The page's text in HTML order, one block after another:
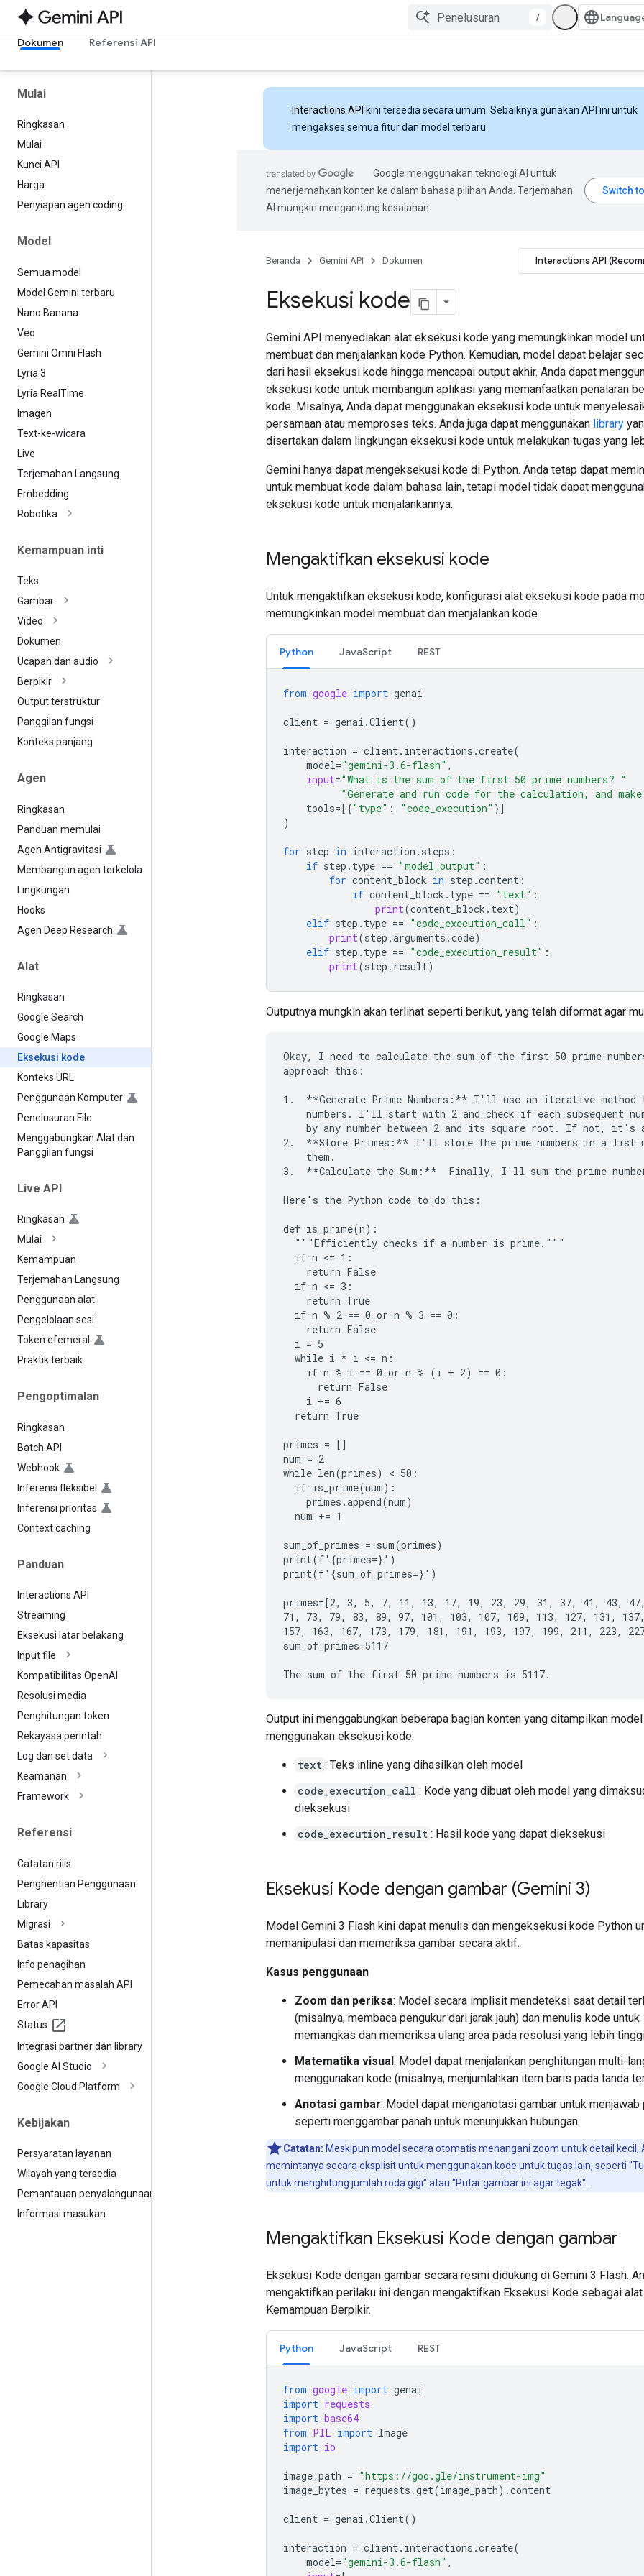
/
Dokumen Referensi API
Mulai
Ringkasan
Mulai
Kunci API
Harga
Penyiapan agen coding
Model
Semua model
Model Gemini terbaru
Nano Banana
Veo
Gemini Omni Flash
Lyria 3
Lyria Real Time
Imagen
Text-ke-wicara
Live
Terjemahan Langsung
Embedding
Robotika
Kemampuan inti
Teks
Gambar
Video
Dokumen
Ucapan dan audio
Berpikir
Output terstruktur
Panggilan fungsi
Konteks panjang
Agen
Ringkasan
Panduan memulai
Agen Antigravitasi
Membangun agen terkelola
Lingkungan
Hooks
Agen Deep Research
Alat
Ringkasan
Google Search
Google Maps
Eksekusi kode
Konteks URL
Penggunaan Komputer
Penelusuran File
Menggabungkan Alat dan
Panggilan fungsi
Live API
Ringkasan
Mulai
Kemampuan
Terjemahan Langsung
Penggunaan alat
Pengelolaan sesi
Token efemeral
Praktik terbaik
Pengoptimalan
Ringkasan
Batch API
Webhook
Inferensi fleksibel
Inferensi prioritas
Context caching
Panduan
Interactions API
Streaming
Eksekusi latar belakang
Input file
Kompatibilitas OpenAI
Resolusi media
Penghitungan token
Rekayasa perintah
Log dan set data
Keamanan
Framework
Referensi
Catatan rilis
Penghentian Penggunaan
Library
Migrasi
Batas kapasitas
Info penagihan
Pemecahan masalah API
Error API
Status
Integrasi partner dan library
Google AI Studio
Google Cloud Platform
Kebijakan
Persyaratan layanan
Wilayah yang tersedia
Pemantauan penyalahgunaan
Informasi masukan
Interactions API kini tersedia secara umum. Sebaiknya gunakan API ini untuk
mengakses semua fitur dan model terbaru.
Google menggunakan teknologi AI untuk
menerjemahkan konten ke dalam bahasa pilihan Anda. Terjemahan
AI mungkin mengandung kesalahan.
Beranda Gemini API Dokumen Interactions API
Eksekusi kode
Gemini API menyediakan alat eksekusi kode yang memungkinkan model
membuat dan menjalankan kode Python. Kemudian, model dapat belajar
dari hasil eksekusi kode hingga mencapai output akhir. Anda dapat
eksekusi kode untuk membangun aplikasi yang memanfaatkan penalaran
kode. Misalnya, Anda dapat menggunakan eksekusi kode untuk
persamaan atau memproses teks. Anda juga dapat menggunakan library
disertakan dalam lingkungan eksekusi kode untuk melakukan tugas yang
Gemini hanya dapat mengeksekusi kode di Python. Anda tetap dapat
untuk membuat kode dalam bahasa lain, tetapi model tidak dapat
eksekusi kode untuk menjalankannya.
Mengaktifkan eksekusi kode
Untuk mengaktifkan eksekusi kode, konfigurasi alat eksekusi kode pada
memungkinkan model membuat dan menjalankan kode.
Python JavaScript REST
from google import genai
client = genai .Client()
interaction = client. interactions .create(
model="gemini-3.6-flash" ,
input="What is the sum of the first 50 prime numbers? "
"Generate and run code for the calculation, and
tools=[{"type" : "code_execution" }]
)
for step in interaction . steps :
if step . type == "model_output" :
for content_block in step .content :
if content_block . type == "text" :
print(content_block . text)
elif step . type == "code_execution_call" :
print(step .arguments .code)
elif step . type == "code_execution_result" :
print(step . result)
Outputnya mungkin akan terlihat seperti berikut, yang telah diformat agar
Okay, I need to calculate the sum of the first 50 prime
approach this:
1.  **Generate Prime Numbers:** I'll use an iterative method
numbers. I'll start with 2 and check if each subsequent
by any number between 2 and its square root. If not, it's
2.  **Store Primes:** I'll store the prime numbers in a list
    them.
3.  **Calculate the Sum:**  Finally, I'll sum the prime
Here's the Python code to do this:
def is_prime(n):
  """Efficiently checks if a number is prime."""
  if n <= 1:
    return False
  if n <= 3:
    return True
  if n % 2 == 0 or n % 3 == 0:
    return False
  i = 5
  while i * i <= n:
    if n % i == 0 or n % (i + 2) == 0:
      return False
    i += 6
  return True
primes = []
num = 2
while len(primes) < 50:
  if is_prime(num):
    primes.append(num)
  num += 1
sum_of_primes = sum(primes)
print(f'{primes=}')
print(f'{sum_of_primes=}')
primes=[2, 3, 5, 7, 11, 13, 17, 19, 23, 29, 31, 37, 41, 43,
71, 73, 79, 83, 89, 97, 101, 103, 107, 109, 113, 127, 131, 137,
157, 163, 167, 173, 179, 181, 191, 193, 197, 199, 211, 223,
sum_of_primes=5117
Output ini menggabungkan beberapa bagian konten yang ditampilkan
menggunakan eksekusi kode:
text : Teks inline yang dihasilkan oleh model
code_execution_call : Kode yang dibuat oleh model yang
dieksekusi
code_execution_result : Hasil kode yang dapat dieksekusi
Eksekusi Kode dengan gambar (Gemini 3)
Model Gemini 3 Flash kini dapat menulis dan mengeksekusi kode Python
memanipulasi dan memeriksa gambar secara aktif.
Kasus penggunaan
Zoom dan periksa: Model secara implisit mendeteksi saat detail
(misalnya, membaca pengukur dari jarak jauh) dan menulis kode untuk
memangkas dan memeriksa ulang area pada resolusi yang lebih
Matematika visual: Model dapat menjalankan penghitungan multi-
menggunakan kode (misalnya, menjumlahkan item baris pada tanda
Anotasi gambar: Model dapat menganotasi gambar untuk menjawab
seperti menggambar panah untuk menunjukkan hubungan.
Catatan: Meskipun model secara otomatis menangani zoom untuk detail kecil,
memintanya secara eksplisit untuk menggunakan kode untuk tugas lain, seperti
untuk menghitung jumlah roda gigi" atau "Putar gambar ini agar tegak".
Mengaktifkan Eksekusi Kode dengan gambar
Eksekusi Kode dengan gambar secara resmi didukung di Gemini 3 Flash.
mengaktifkan perilaku ini dengan mengaktifkan Eksekusi Kode sebagai
Kemampuan Berpikir.
Python JavaScript REST
from google import genai
import requests
import base64
from PIL import Image
import io
image_path = "https://goo.gle/instrument-img"
image_bytes = requests .get(image_path) .content
client = genai .Client()
interaction = client. interactions .create(
model="gemini-3.6-flash" ,